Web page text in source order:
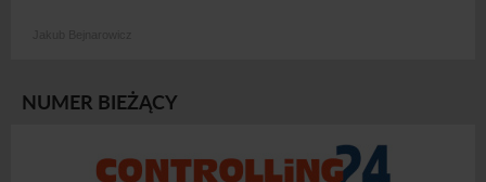
NUMER BIEŻĄCY